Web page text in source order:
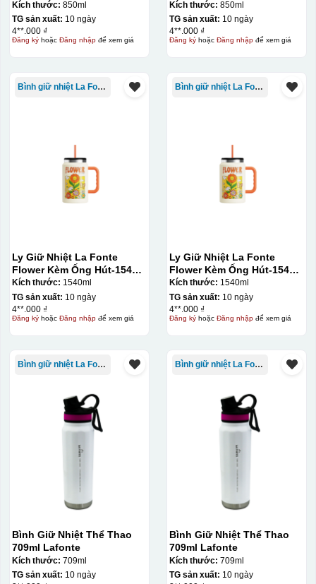
850ml
Kích thước: 850ml
TG sản xuất: 10 ngày
4**.000 ₫
Đăng kýhoặc Đăng nhậpđể xem giá
850ml
Kích thước: 850ml
TG sản xuất: 10 ngày
4**.000 ₫
Đăng kýhoặc Đăng nhậpđể xem giá
Bình giữ nhiệt La Fonte
Ly Giữ Nhiệt La Fonte
Flower Kèm Ống Hút-1540
ml-014786
Kích thước: 1540ml
TG sản xuất: 10 ngày
4**.000 ₫
Đăng kýhoặc Đăng nhậpđể xem giá
Bình giữ nhiệt La Fonte
Ly Giữ Nhiệt La Fonte
Flower Kèm Ống Hút-1540
ml-014786
Kích thước: 1540ml
TG sản xuất: 10 ngày
4**.000 ₫
Đăng kýhoặc Đăng nhậpđể xem giá
Bình giữ nhiệt La Fonte
Bình Giữ Nhiệt Thể Thao
709ml Lafonte
Kích thước: 709ml
TG sản xuất: 10 ngày
Bình giữ nhiệt La Fonte
Bình Giữ Nhiệt Thể Thao
709ml Lafonte
Kích thước: 709ml
TG sản xuất: 10 ngày